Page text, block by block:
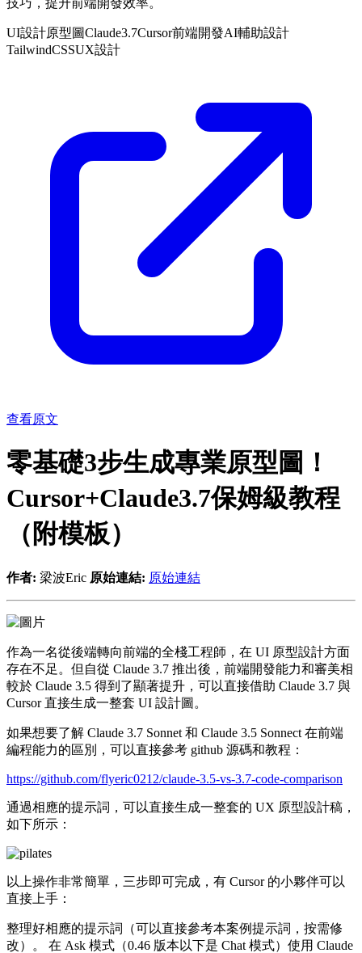
UI設計原型圖Claude3.7Cursor前端開發AI輔助設計
TailwindCSSUX設計
查看原文
零基礎3步生成專業原型圖！
Cursor+Claude3.7保姆級教程
（附模板）
作者: 梁波Eric 原始連結: 原始連結
作為一名從後端轉向前端的全棧工程師，在 UI 原型設計方面
存在不足。但自從 Claude 3.7 推出後，前端開發能力和審美相
較於 Claude 3.5 得到了顯著提升，可以直接借助 Claude 3.7 與
Cursor 直接生成一整套 UI 設計圖。
如果想要了解 Claude 3.7 Sonnet 和 Claude 3.5 Sonnect 在前端
編程能力的區別，可以直接參考 github 源碼和教程：
https://github.com/flyeric0212/claude-3.5-vs-3.7-code-comparison
通過相應的提示詞，可以直接生成一整套的 UX 原型設計稿，
如下所示：
以上操作非常簡單，三步即可完成，有 Cursor 的小夥伴可以
直接上手：
整理好相應的提示詞（可以直接參考本案例提示詞，按需修
改）。 在 Ask 模式（0.46 版本以下是 Chat 模式）使用 Claude